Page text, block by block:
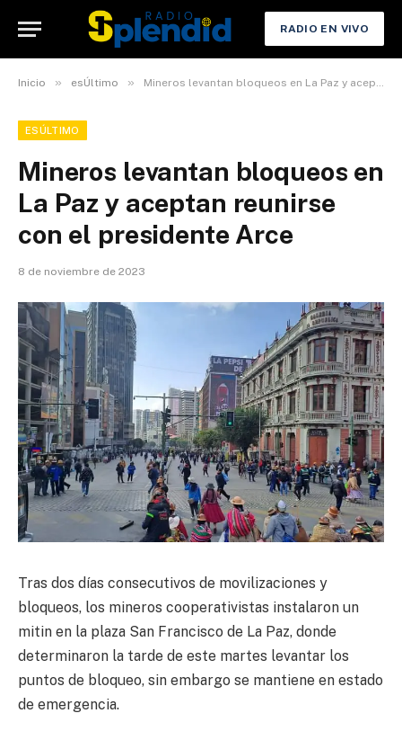
RADIO EN VIVO
Inicio » esÚltimo » Mineros levantan bloqueos en La Paz y aceptan reunirse con el presidente Arce
ESÚLTIMO
Mineros levantan bloqueos en
La Paz y aceptan reunirse
con el presidente Arce
8 de noviembre de 2023
Tras dos días consecutivos de movilizaciones y
bloqueos, los mineros cooperativistas instalaron un
mitin en la plaza San Francisco de La Paz, donde
determinaron la tarde de este martes levantar los
puntos de bloqueo, sin embargo se mantiene en estado
de emergencia.